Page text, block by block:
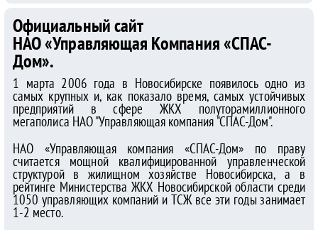
Официальный сайт
НАО «Управляющая Компания «СПАС-
Дом».
1 марта 2006 года в Новосибирске появилось одно из
самых крупных и, как показало время, самых устойчивых
предприятий в сфере ЖКХ полуторамиллионного
мегаполиса НАО "Управляющая компания "СПАС-Дом".
НАО «Управляющая компания «СПАС-Дом» по праву
считается мощной квалифицированной управленческой
структурой в жилищном хозяйстве Новосибирска, а в
рейтинге Министерства ЖКХ Новосибирской области среди
1050 управляющих компаний и ТСЖ все эти годы занимает
1-2 место.